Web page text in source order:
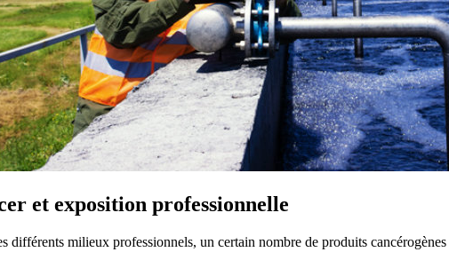
et exposition professionnelle
différents milieux professionnels, un certain nombre de produits